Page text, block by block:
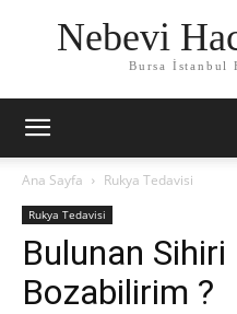
Nebevi
Bursa İstanbul
Ana Sayfa Rukya Tedavisi
Rukya Tedavisi
Bulunan Sihiri
Bozabilirim ?